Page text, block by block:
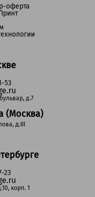
53
д.7
(Москва)
д.61
23
корп. 1
оферта